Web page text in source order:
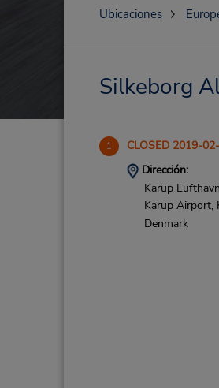
Ubicaciones
Silkeborg
1 CLOSED 2019-
Dirección:
Karup
Karup Airport,
Denmark